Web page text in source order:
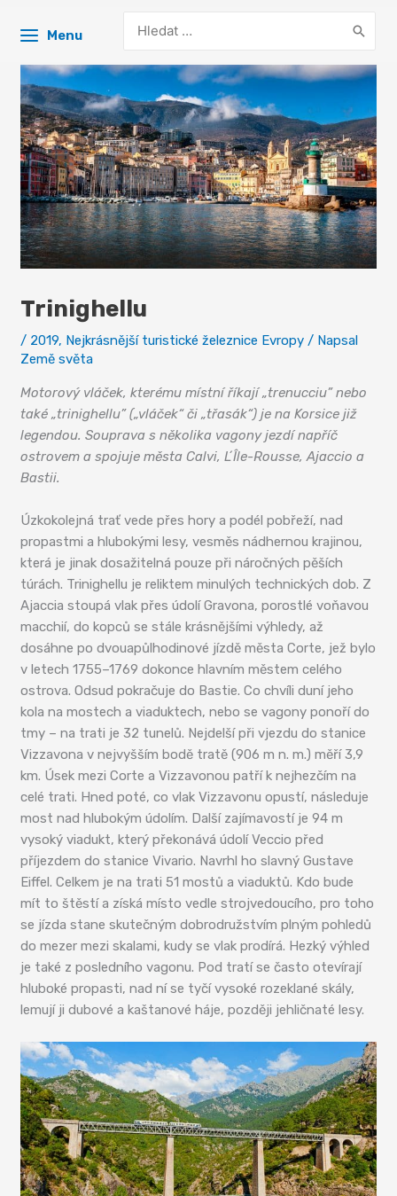
Menu
for:
Trinighellu
/ 2019, Nejkrásnější turistické železnice Evropy / Napsal
Země světa
Motorový vláček, kterému místní říkají „trenucciu” nebo
také „trinighellu” („vláček“ či „třasák“) je na Korsice již
legendou. Souprava s několika vagony jezdí napříč
ostrovem a spojuje města Calvi, LʼÎle-Rousse, Ajaccio a
Bastii.
Úzkokolejná trať vede přes hory a podél pobřeží, nad
propastmi a hlubokými lesy, vesměs nádhernou krajinou,
která je jinak dosažitelná pouze při náročných pěších
túrách. Trinighellu je reliktem minulých technických dob. Z
Ajaccia stoupá vlak přes údolí Gravona, porostlé voňavou
macchií, do kopců se stále krásnějšími výhledy, až
dosáhne po dvouapůlhodinové jízdě města Corte, jež bylo
v letech 1755–1769 dokonce hlavním městem celého
ostrova. Odsud pokračuje do Bastie. Co chvíli duní jeho
kola na mostech a viaduktech, nebo se vagony ponoří do
tmy – na trati je 32 tunelů. Nejdelší při vjezdu do stanice
Vizzavona v nejvyšším bodě tratě (906 m n. m.) měří 3,9
km. Úsek mezi Corte a Vizzavonou patří k nejhezčím na
celé trati. Hned poté, co vlak Vizzavonu opustí, následuje
most nad hlubokým údolím. Další zajímavostí je 94 m
vysoký viadukt, který překonává údolí Veccio před
příjezdem do stanice Vivario. Navrhl ho slavný Gustave
Eiffel. Celkem je na trati 51 mostů a viaduktů. Kdo bude
mít to štěstí a získá místo vedle strojvedoucího, pro toho
se jízda stane skutečným dobrodružstvím plným pohledů
do mezer mezi skalami, kudy se vlak prodírá. Hezký výhled
je také z posledního vagonu. Pod tratí se často otevírají
hluboké propasti, nad ní se tyčí vysoké rozeklané skály,
lemují ji dubové a kaštanové háje, později jehličnaté lesy.